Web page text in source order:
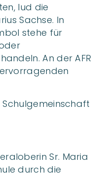
lud die
Sachse. In
stehe für
An der AFR
Sr. Maria
durch die